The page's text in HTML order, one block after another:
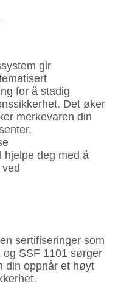
gir
for å stadig
Det øker
merkevaren din
hjelpe deg med å
sertifiseringer som
SSF 1101 sørger
din oppnår et høyt